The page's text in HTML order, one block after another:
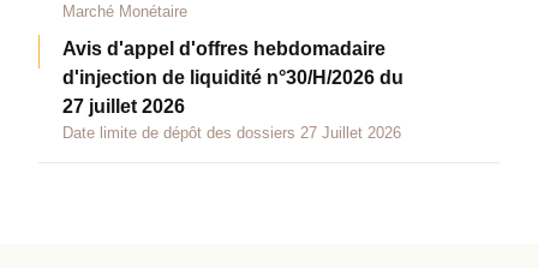
Marché Monétaire
Avis d'appel d'offres hebdomadaire
d'injection de liquidité n°30/H/2026 du
27 juillet 2026
Date limite de dépôt des dossiers 27 Juillet 2026